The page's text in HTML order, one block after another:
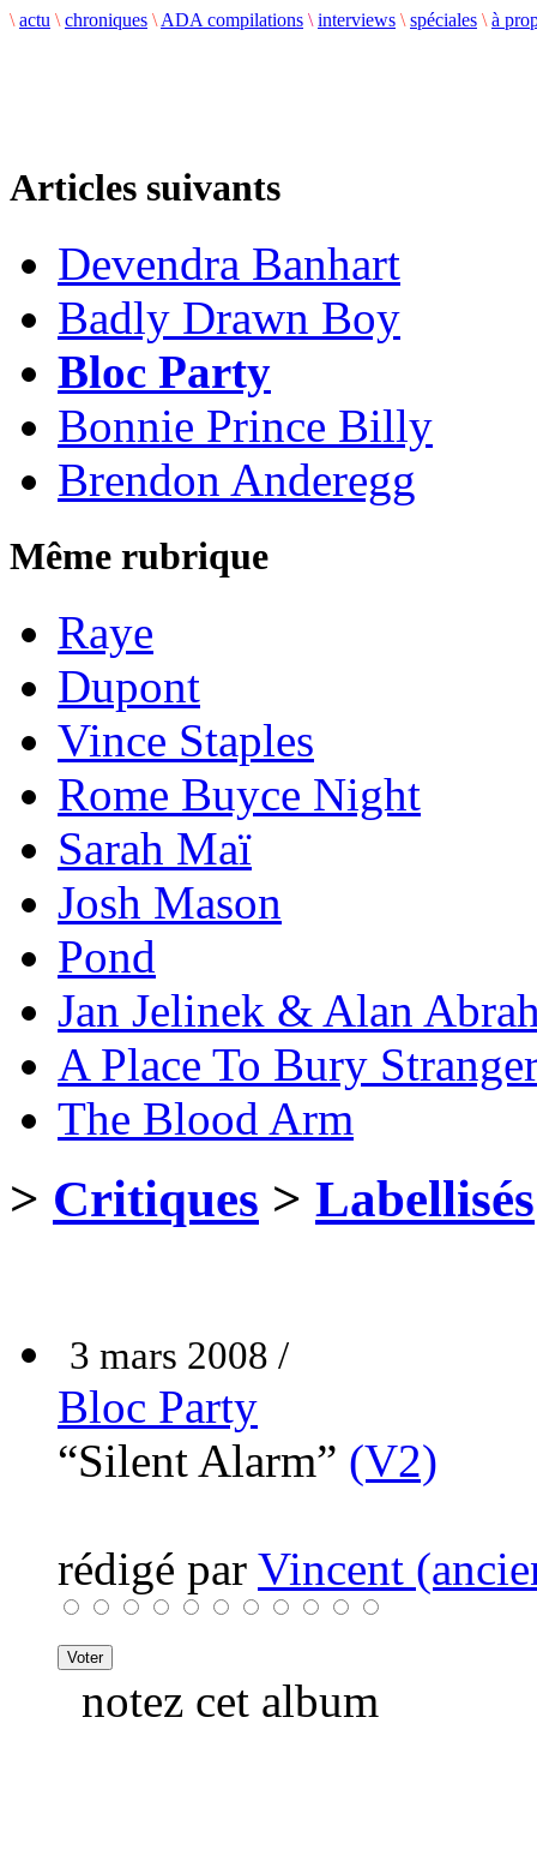
\ actu \ chroniques \ ADA compilations \ interviews \ spéciales \ à
Articles suivants
Devendra Banhart
Badly Drawn Boy
Bloc Party
Bonnie Prince Billy
Brendon Anderegg
Même rubrique
Raye
Dupont
Vince Staples
Rome Buyce Night
Sarah Maï
Josh Mason
Pond
Jan Jelinek & Alan
A Place To Bury
The Blood Arm
> Critiques > Labellisés
3 mars 2008 /
Bloc Party
“Silent Alarm” (V2)
rédigé par Vincent
notez cet album